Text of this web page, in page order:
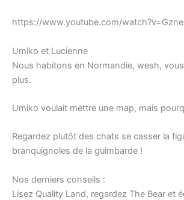
https://www.youtube.com/
Umiko et Lucienne
Nous habitons en Normandie, wesh, vous
plus.
Umiko voulait mettre une map, mais
Regardez plutôt des chats se casser la
branquignoles de la guimbarde !
Nos derniers conseils :
Lisez Quality Land, regardez The Bear et